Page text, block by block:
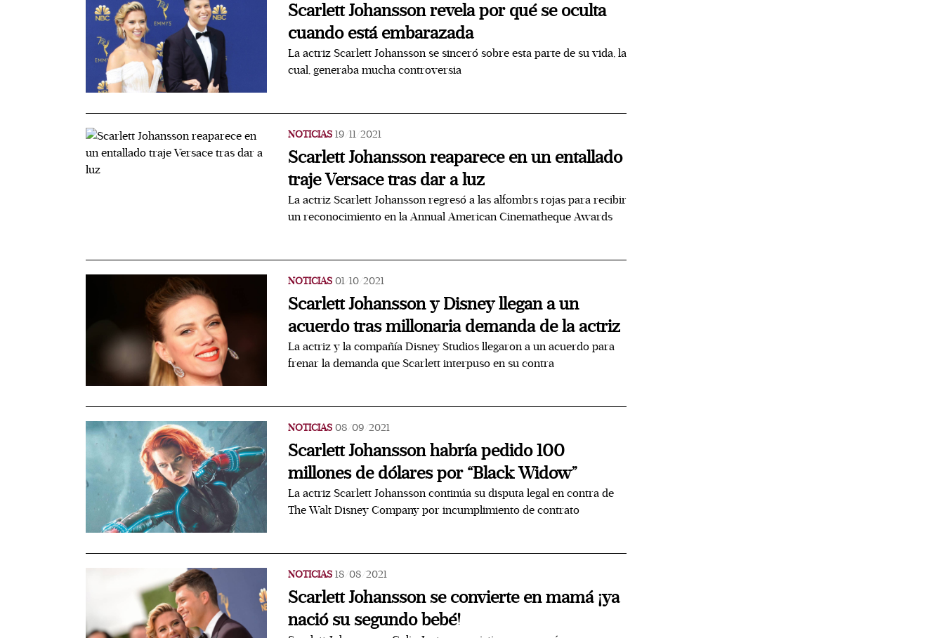
Scarlett Johansson revela por qué se oculta
cuando está embarazada
La actriz Scarlett Johansson se sinceró sobre esta parte de su vida, la
cual, generaba mucha controversia
NOTICIAS 19/11/2021
Scarlett Johansson reaparece en un entallado
traje Versace tras dar a luz
La actriz Scarlett Johansson regresó a las alfombrs rojas para recibir
un reconocimiento en la Annual American Cinematheque Awards
NOTICIAS 01/10/2021
Scarlett Johansson y Disney llegan a un
acuerdo tras millonaria demanda de la actriz
La actriz y la compañía Disney Studios llegaron a un acuerdo para
frenar la demanda que Scarlett interpuso en su contra
NOTICIAS 08/09/2021
Scarlett Johansson habría pedido 100
millones de dólares por “Black Widow”
La actriz Scarlett Johansson continúa su disputa legal en contra de
The Walt Disney Company por incumplimiento de contrato
NOTICIAS 18/08/2021
Scarlett Johansson se convierte en mamá ¡ya
nació su segundo bebé!